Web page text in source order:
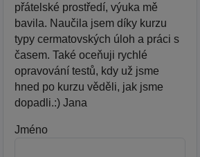
přátelské prostředí, výuka mě
bavila. Naučila jsem díky kurzu
typy cermatovských úloh a práci s
časem. Také oceňuji rychlé
opravování testů, kdy už jsme
hned po kurzu věděli, jak jsme
dopadli.:) Jana
Jméno